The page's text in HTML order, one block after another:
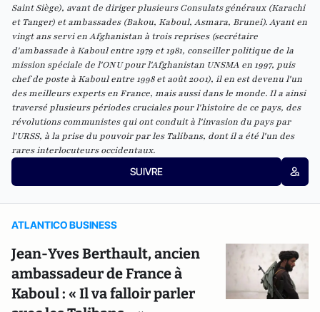
Saint Siège), avant de diriger plusieurs Consulats généraux (Karachi
et Tanger) et ambassades (Bakou, Kaboul, Asmara, Brunei). Ayant en
vingt ans servi en Afghanistan à trois reprises (secrétaire
d'ambassade à Kaboul entre 1979 et 1981, conseiller politique de la
mission spéciale de l'ONU pour l'Afghanistan UNSMA en 1997, puis
chef de poste à Kaboul entre 1998 et août 2001), il en est devenu l'un
des meilleurs experts en France, mais aussi dans le monde. Il a ainsi
traversé plusieurs périodes cruciales pour l'histoire de ce pays, des
révolutions communistes qui ont conduit à l'invasion du pays par
l'URSS, à la prise du pouvoir par les Talibans, dont il a été l'un des
rares interlocuteurs occidentaux.
SUIVRE
ATLANTICO BUSINESS
Jean-Yves Berthault, ancien
ambassadeur de France à
Kaboul : « Il va falloir parler